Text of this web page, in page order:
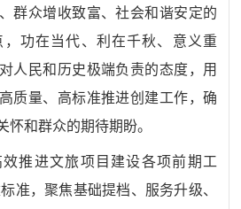
群众增收致富、社会和谐安定的
功在当代、利在千秋、意义重
人民和历史极端负责的态度，用
质量、高标准推进创建工作，确
怀和群众的期待期盼。
推进文旅项目建设各项前期工
准，聚焦基础提档、服务升级、